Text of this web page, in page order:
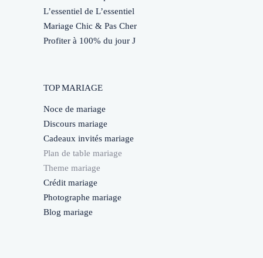
L’essentiel de L’essentiel
Mariage Chic & Pas Cher
Profiter à 100% du jour J
TOP MARIAGE
Noce de mariage
Discours mariage
Cadeaux invités mariage
Plan de table mariage
Theme mariage
Crédit mariage
Photographe mariage
Blog mariage